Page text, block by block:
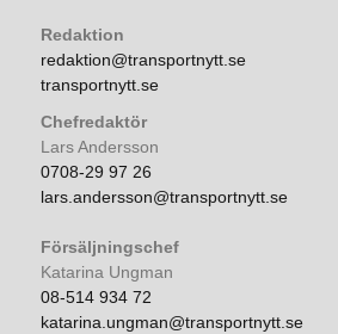
Redaktion
redaktion@transportnytt.se
transportnytt.se
Chefredaktör
Lars Andersson
0708-29 97 26
lars.andersson@transportnytt.se
Försäljningschef
Katarina Ungman
08-514 934 72
katarina.ungman@transportnytt.se